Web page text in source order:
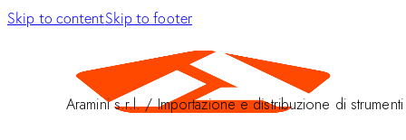
Skip to contentSkip to footer
Aramini s.r.l. / Importazione e distribuzione di strumenti